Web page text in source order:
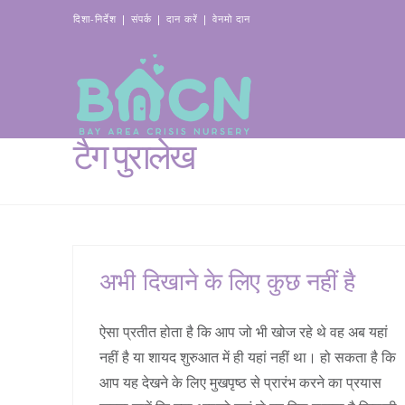
दिशा-निर्देश | संपर्क| दान करें | वेनमो दान
टैग पुरालेख
अभी दिखाने के लिए कुछ नहीं है
ऐसा प्रतीत होता है कि आप जो भी खोज रहे थे वह अब यहां
नहीं है या शायद शुरुआत में ही यहां नहीं था। हो सकता है कि
आप यह देखने के लिए मुखपृष्ठ से प्रारंभ करने का प्रयास